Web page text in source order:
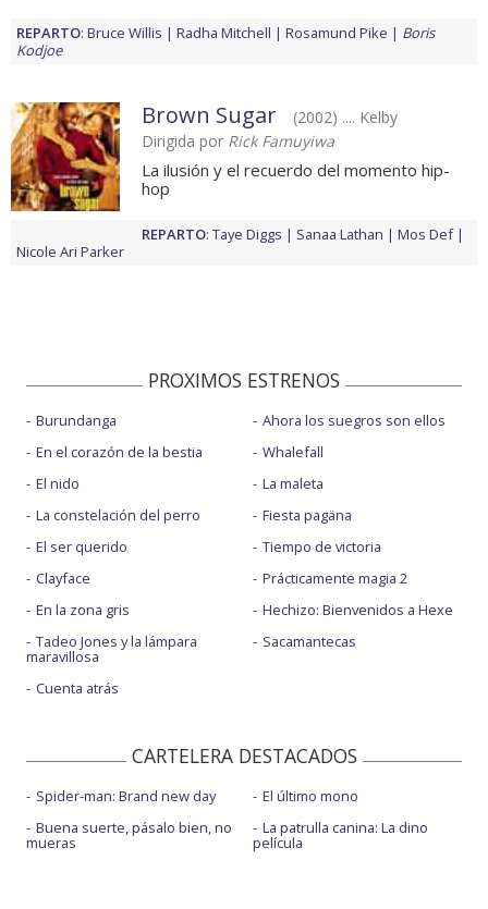
REPARTO: Bruce Willis Radha Mitchell Rosamund Pike
Boris
Kodjoe
Brown Sugar
(2002) .... Kelby
Dirigida por Rick Famuyiwa
La ilusión y el recuerdo del momento hip-
hop
REPARTO: Taye Diggs Sanaa Lathan
Mos Def
Nicole Ari Parker
PROXIMOS ESTRENOS
Burundanga
En el corazón de la bestia
El nido
La constelación del perro
El ser querido
Clayface
En la zona gris
Tadeo Jones y la lámpara
maravillosa
Cuenta atrás
Ahora los suegros son ellos
Whalefall
La maleta
Fiesta pagäna
Tiempo de victoria
Prácticamente magia 2
Hechizo: Bienvenidos a Hexe
Sacamantecas
CARTELERA DESTACADOS
Spider-man: Brand new day
Buena suerte, pásalo bien, no
mueras
El último mono
La patrulla canina: La dino
película